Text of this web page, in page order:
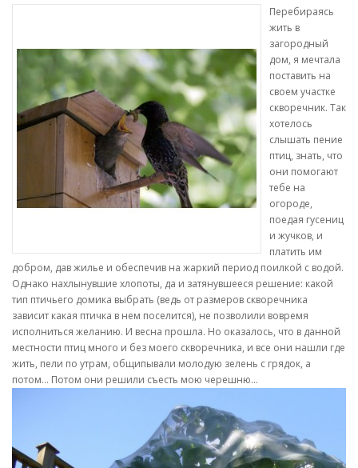
Перебираясь
жить в
загородный
дом, я мечтала
поставить на
своем участке
скворечник. Так
хотелось
слышать пение
птиц, знать, что
они помогают
тебе на
огороде,
поедая гусениц
и жучков, и
платить им
добром, дав жилье и обеспечив на жаркий период поилкой с водой.
Однако нахлынувшие хлопоты, да и затянувшееся решение: какой
тип птичьего домика выбрать (ведь от размеров скворечника
зависит какая птичка в нем поселится), не позволили вовремя
исполниться желанию. И весна прошла. Но оказалось, что в данной
местности птиц много и без моего скворечника, и все они нашли где
жить, пели по утрам, общипывали молодую зелень с грядок, а
потом… Потом они решили съесть мою черешню…